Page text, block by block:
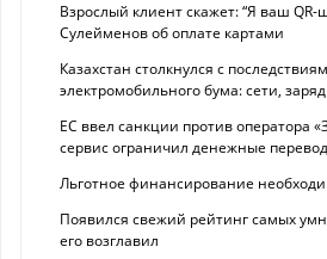
Взрослый клиент скажет: “Я ваш
Сулейменов об оплате картами
Казахстан столкнулся с
электромобильного бума: сети,
ЕС ввел санкции против оператора
сервис ограничил денежные
Льготное финансирование
Появился свежий рейтинг самых
его возглавил